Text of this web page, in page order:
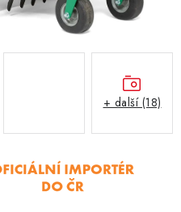
DOPRAVA A PLATBA
+ další (18)